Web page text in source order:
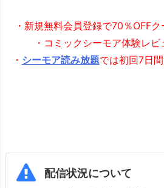
・新規無料会員登録で70％OFF
・コミックシーモア体験レ
・ シーモア読み放題では初回7日
配信状況について